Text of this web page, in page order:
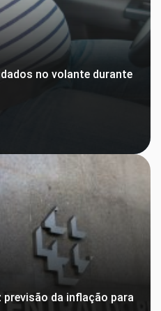
no volante durante
da inflação para